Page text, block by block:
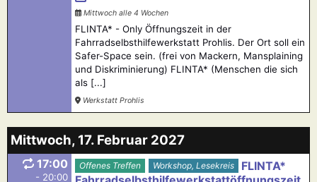
Mittwoch alle 4 Wochen
FLINTA* - Only Öffnungszeit in der
Fahrradselbsthilfewerkstatt Prohlis. Der Ort soll ein
Safer-Space sein. (frei von Mackern, Mansplaining
und Diskriminierung) FLINTA* (Menschen die sich
als [...]
Werkstatt Prohlis
Mittwoch, 17. Februar 2027
17:00
- 20:00
Offenes Treffen Workshop, Lesekreis
FLINTA*